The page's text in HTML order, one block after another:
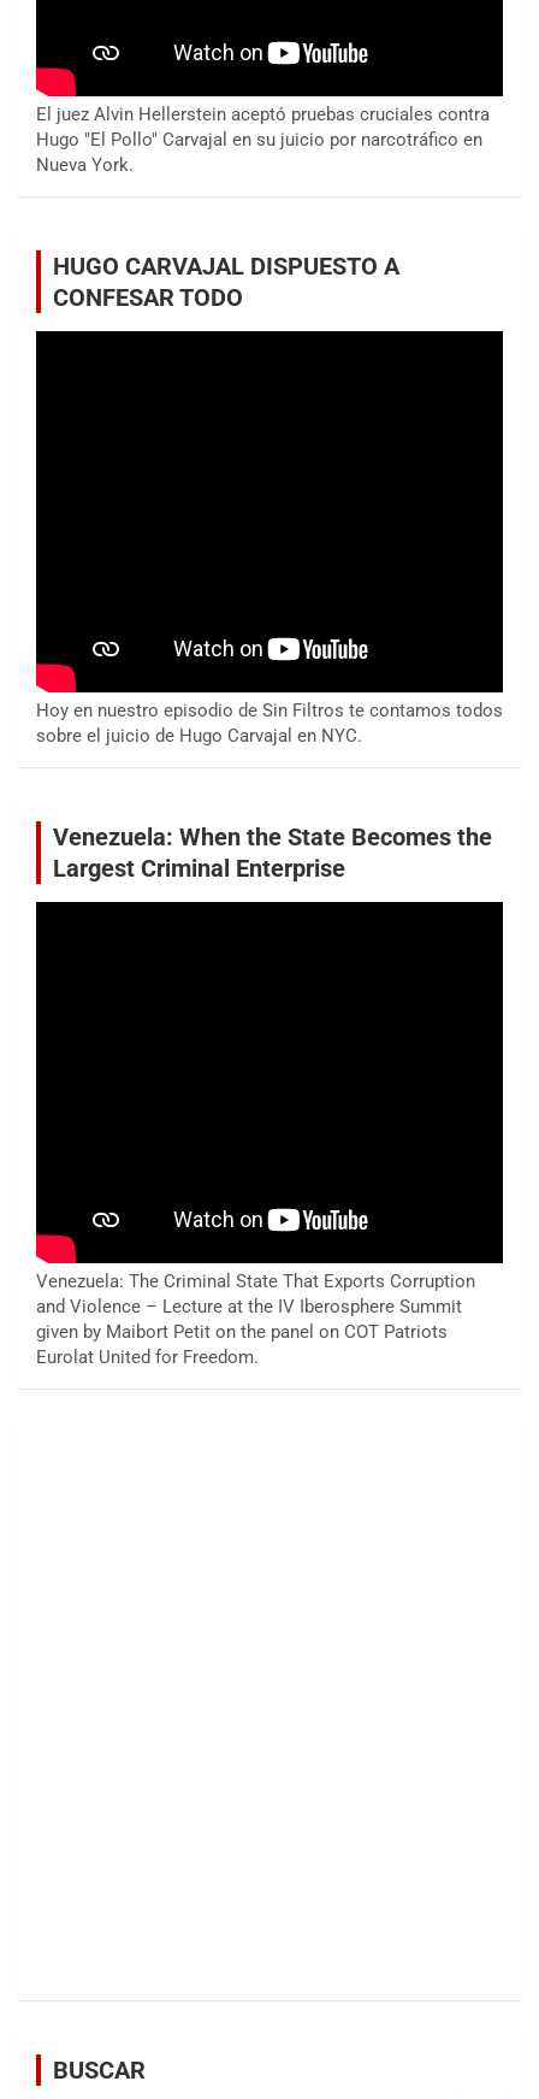
El juez Alvin Hellerstein aceptó pruebas cruciales contra
Hugo "El Pollo" Carvajal en su juicio por narcotráfico en
Nueva York.
HUGO CARVAJAL DISPUESTO A
CONFESAR TODO
Hoy en nuestro episodio de Sin Filtros te contamos todos
sobre el juicio de Hugo Carvajal en NYC.
Venezuela: When the State Becomes the
Largest Criminal Enterprise
Venezuela: The Criminal State That Exports Corruption
and Violence – Lecture at the IV Iberosphere Summit
given by Maibort Petit on the panel on COT Patriots
Eurolat United for Freedom.
BUSCAR